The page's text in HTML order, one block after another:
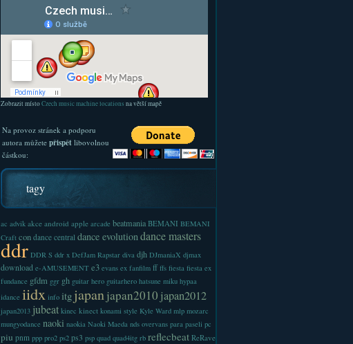
Zobrazit místoCzech music machine locations na větší mapě
Na provoz stránek a podporu
autora můžete přispětlibovolnou
částkou:
tagy
ac advik akce android apple arcade beatmania BEMANI BEMANI
Craft con dance central dance evolutiondance masters
ddr DDR S ddr x DefJam Rapstar diva djh DJmaniaX djmax
download e-AMUSEMENT e3 evans ex fanfilm ff ffs fiesta fiesta ex
fundance gfdm ggr gh guitar hero guitarhero hatsune miku hypaa
idance iidx info itg japanjapan2010 japan2012
japan2013 jubeat kinec kinect konami style Kyle Ward mlp mozarc
mungyodance naoki naokia Naoki Maeda nds overvans para paseli pc
piu pnm ppp pro2 ps2 ps3 psp quad quad4itg rb reflecbeat ReRave